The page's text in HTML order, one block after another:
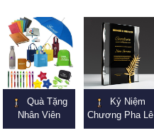
Quà Tặng
Nhân Viên
Kỷ Niệm
Chương Pha Lê